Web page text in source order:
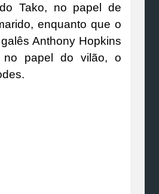
Tako, no papel de
enquanto que o
Anthony Hopkins
no papel do vilão, o